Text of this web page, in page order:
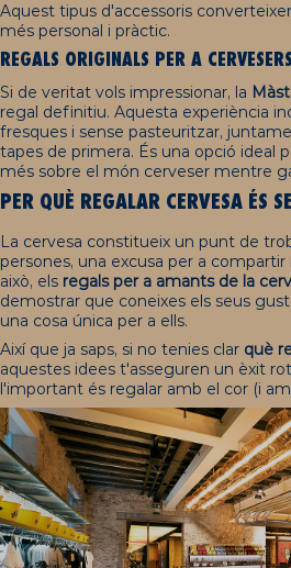
Aquest tipus d'accessoris
més personal i pràctic.
REGALS ORIGINALS PER A
Si de veritat vols impressionar, la
regal definitiu. Aquesta experiència
fresques i sense pasteuritzar,
tapes de primera. És una opció ideal
més sobre el món cerveser mentre
PER QUÈ REGALAR CERVESA ÉS
La cervesa constitueix un punt de
persones, una excusa per a
això, els regals per a amants de la
demostrar que coneixes els seus
una cosa única per a ells.
Així que ja saps, si no tenies clar què
aquestes idees t'asseguren un èxit
l'important és regalar amb el cor (i